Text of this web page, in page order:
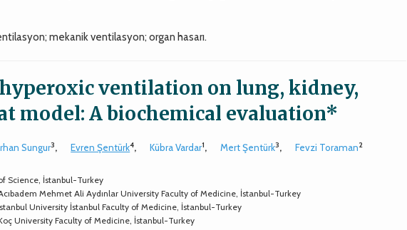
mekanik ventilasyon; organ hasarı.
ventilation on lung, kidney,
model: A biochemical evaluation*
Sungur3, Evren Şentürk4, Kübra Vardar1, Mert Şentürk3, Fevzi Toraman2
Science, İstanbul-Turkey
Mehmet Ali Aydınlar University Faculty of Medicine, İstanbul-Turkey
University İstanbul Faculty of Medicine, İstanbul-Turkey
University Faculty of Medicine, İstanbul-Turkey